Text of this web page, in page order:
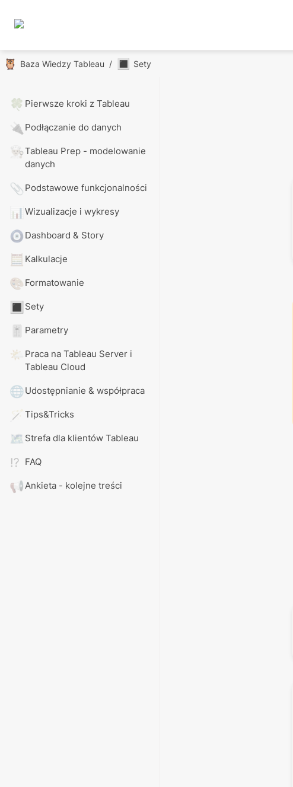
🦉 Baza Wiedzy Tableau / 🔳 Sety
🍀 Pierwsze kroki z Tableau
🔌 Podłączanie do danych
👨🏼‍🍳Tableau Prep - modelowanie
danych
📎 Podstawowe funkcjonalności
📊 Wizualizacje i wykresy
🧿 Dashboard & Story
🧮 Kalkulacje
🎨 Formatowanie
🔳 Sety
🎚️ Parametry
🌤️ Praca na Tableau Server i
Tableau Cloud
🌐Udostępnianie & współpraca
🪄 Tips&Tricks
🗺️ Strefa dla klientów Tableau
⁉️ FAQ
📢Ankieta - kolejne treści